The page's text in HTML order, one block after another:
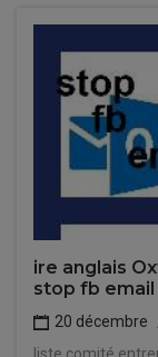
ire anglais
stop fb
20 décembre